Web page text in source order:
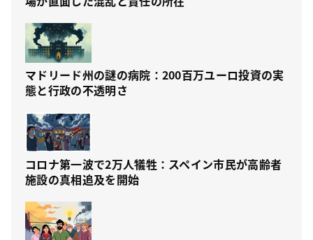
マドリード州の謎の病院：200百万ユーロ投資の実
態と行政の不透明さ
コロナ第一波で2万人犠牲：スペイン市民が高齢者
施設の真相追及を開始